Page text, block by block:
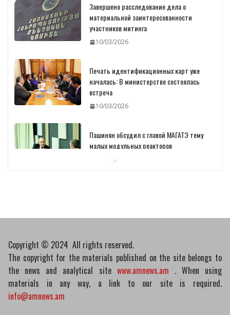
Завершено расследование дела о
материальной заинтересованности
участников митинга
10/03/2026
Печать идентификационных карт уже
началась: В министерстве состоялась
встреча
10/03/2026
Пашинян обсудил с главой МАГАТЭ тему
малых модульных реакторов
10/03/2026
Copyright © 2024 All rights reserved.
The copyright for the materials published on the site belongs to
the news and analytical site www.amnews.am . When using
materials in any way, a link to our site is required.
info@amnews.am